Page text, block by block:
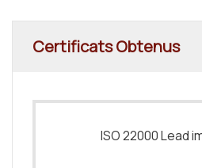
Certificats Obtenus
ISO 22000 Lead